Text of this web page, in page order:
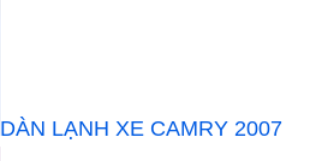
DÀN LẠNH XE CAMRY 2007